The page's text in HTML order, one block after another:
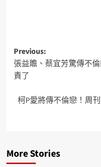
Previous:
張益贍、蔡宜芳驚傳不
責了
柯P愛將傳不倫戀！周
More Stories